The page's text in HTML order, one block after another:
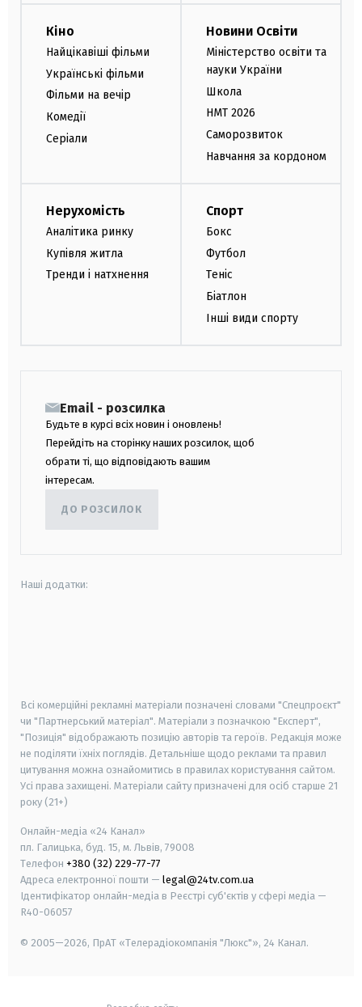
Кіно
Найцікавіші фільми
Українські фільми
Фільми на вечір
Комедії
Серіали
Новини Освіти
Міністерство освіти та
науки України
Школа
НМТ 2026
Саморозвиток
Навчання за кордоном
Нерухомість
Аналітика ринку
Купівля житла
Тренди і натхнення
Спорт
Бокс
Футбол
Теніс
Біатлон
Інші види спорту
Email - розсилка
Будьте в курсі всіх новин і оновлень!
Перейдіть на сторінку наших розсилок, щоб
обрати ті, що відповідають вашим
інтересам.
ДО РОЗСИЛОК
Наші додатки:
Всі комерційні рекламні матеріали позначені словами "Спецпроєкт"
чи "Партнерський матеріал". Матеріали з позначкою "Експерт",
"Позиція" відображають позицію авторів та героїв. Редакція може
не поділяти їхніх поглядів. Детальніше щодо реклами та правил
цитування можна ознайомитись в правилах користування сайтом.
Усі права захищені. Матеріали сайту призначені для осіб старше 21
року (21+)
Онлайн-медіа «24 Канал»
пл. Галицька, буд. 15, м. Львів, 79008
Телефон +380 (32) 229-77-77
Адреса електронної пошти — legal@24tv.com.ua
Ідентифікатор онлайн-медіа в Реєстрі суб'єктів у сфері медіа —
R40-06057
© 2005—2026, ПрАТ «Телерадіокомпанія "Люкс"», 24 Канал.